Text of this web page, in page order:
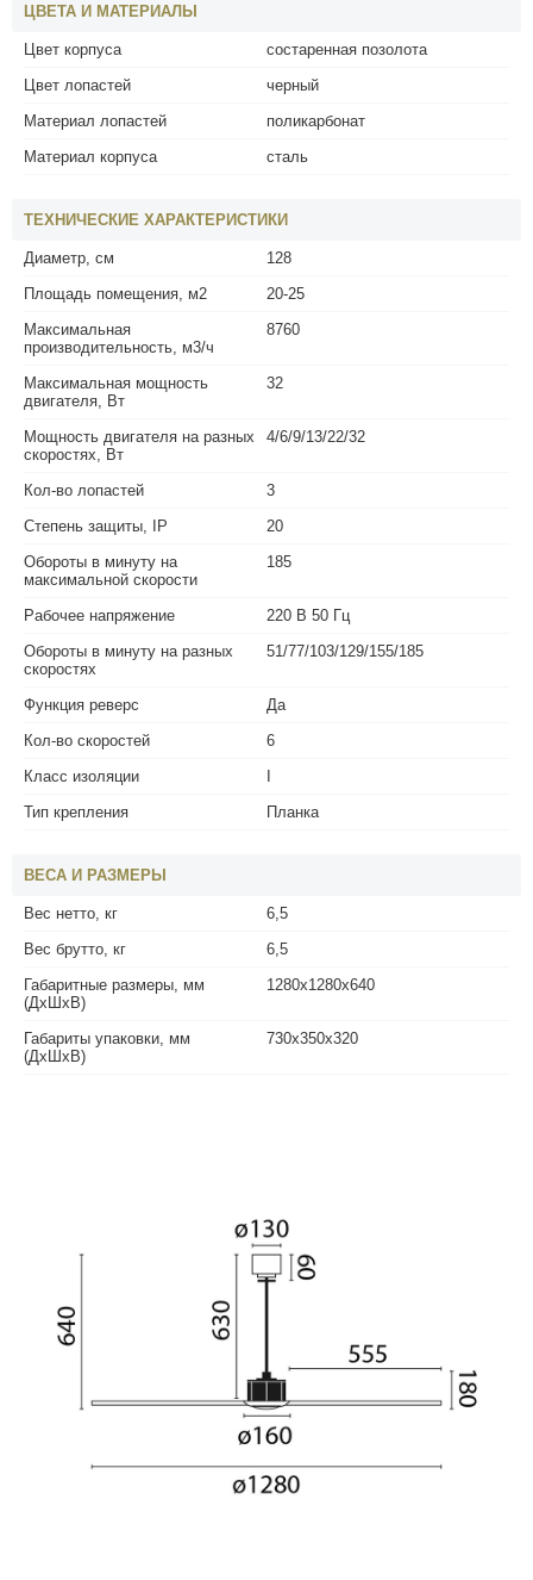
ЦВЕТА И МАТЕРИАЛЫ
Цвет корпуса
состаренная позолота
Цвет лопастей
черный
Материал лопастей
поликарбонат
Материал корпуса
сталь
ТЕХНИЧЕСКИЕ ХАРАКТЕРИСТИКИ
Диаметр, см
128
Площадь помещения, м2
20-25
Максимальная
производительность, м3/ч
8760
Максимальная мощность
двигателя, Вт
32
Мощность двигателя на разных
скоростях, Вт
4/6/9/13/22/32
Кол-во лопастей
3
Степень защиты, IP
20
Обороты в минуту на
максимальной скорости
185
Рабочее напряжение
220 В 50 Гц
Обороты в минуту на разных
скоростях
51/77/103/129/155/185
Функция реверс
Да
Кол-во скоростей
6
Класс изоляции
I
Тип крепления
Планка
ВЕСА И РАЗМЕРЫ
Вес нетто, кг
6,5
Вес брутто, кг
6,5
Габаритные размеры, мм
(ДхШхВ)
1280x1280x640
Габариты упаковки, мм
(ДхШхВ)
730x350x320